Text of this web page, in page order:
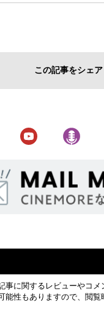
この記事をシェア
事に関するレビューやコメ
性もありますので、閲覧